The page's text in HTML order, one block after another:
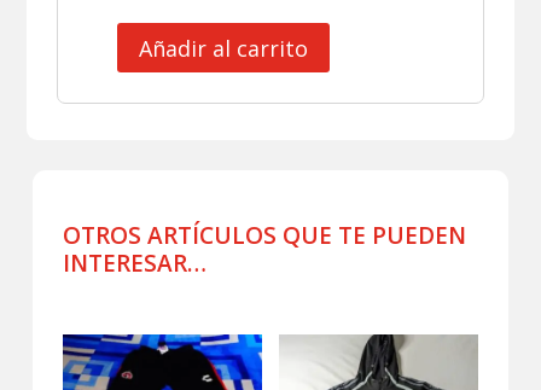
WORN
MARTIN
Añadir al carrito
OTROS ARTÍCULOS QUE TE PUEDEN
INTERESAR…